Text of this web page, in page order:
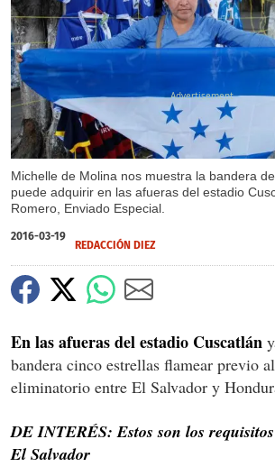
Michelle de Molina nos muestra la bandera
puede adquirir en las afueras del estadio
Romero, Enviado Especial.
2016-03-19
REDACCIÓN DIEZ
En las afueras del estadio Cuscatlán
bandera cinco estrellas flamear previo
eliminatorio entre El Salvador y
DE INTERÉS: Estos son los
El Salvador